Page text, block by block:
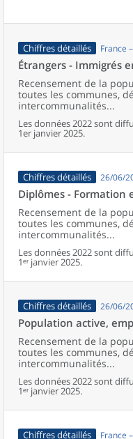
Chiffres détaillés France
Étrangers - Immigrés
Recensement de la
toutes les communes,
intercommunalités...
Les données 2022 sont
1er janvier 2025.
Chiffres détaillés 26/06/
Diplômes - Formation
Recensement de la
toutes les communes,
intercommunalités...
Les données 2022 sont
1ᵉʳ janvier 2025.
Chiffres détaillés 26/06/
Population active,
Recensement de la
toutes les communes,
intercommunalités...
Les données 2022 sont
1ᵉʳ janvier 2025.
Chiffres détaillés France